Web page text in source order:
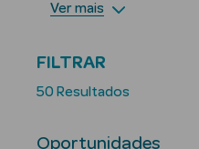
Ver mais
FILTRAR
50 Resultados
Oportunidades